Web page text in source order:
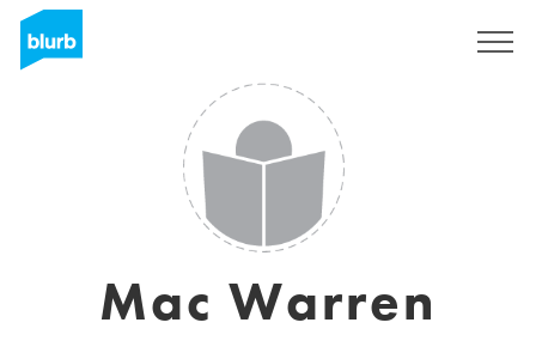
Mac Warren